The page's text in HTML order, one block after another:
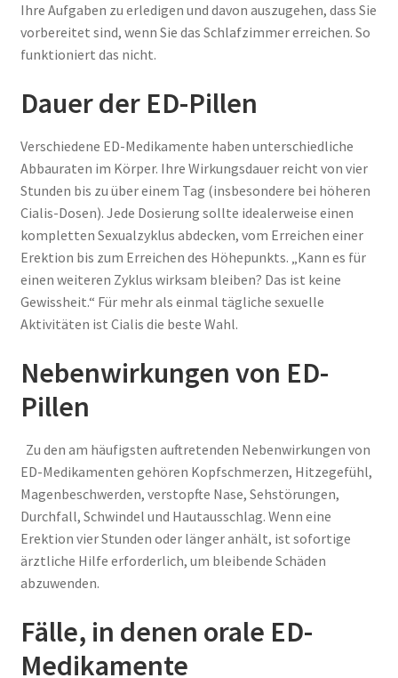
Ihre Aufgaben zu erledigen und davon auszugehen, dass Sie
vorbereitet sind, wenn Sie das Schlafzimmer erreichen. So
funktioniert das nicht.
Dauer der ED-Pillen
Verschiedene ED-Medikamente haben unterschiedliche
Abbauraten im Körper. Ihre Wirkungsdauer reicht von vier
Stunden bis zu über einem Tag (insbesondere bei höheren
Cialis-Dosen). Jede Dosierung sollte idealerweise einen
kompletten Sexualzyklus abdecken, vom Erreichen einer
Erektion bis zum Erreichen des Höhepunkts. „Kann es für
einen weiteren Zyklus wirksam bleiben? Das ist keine
Gewissheit.“ Für mehr als einmal tägliche sexuelle
Aktivitäten ist Cialis die beste Wahl.
Nebenwirkungen von ED-
Pillen
Zu den am häufigsten auftretenden Nebenwirkungen von
ED-Medikamenten gehören Kopfschmerzen, Hitzegefühl,
Magenbeschwerden, verstopfte Nase, Sehstörungen,
Durchfall, Schwindel und Hautausschlag. Wenn eine
Erektion vier Stunden oder länger anhält, ist sofortige
ärztliche Hilfe erforderlich, um bleibende Schäden
abzuwenden.
Fälle, in denen orale ED-
Medikamente